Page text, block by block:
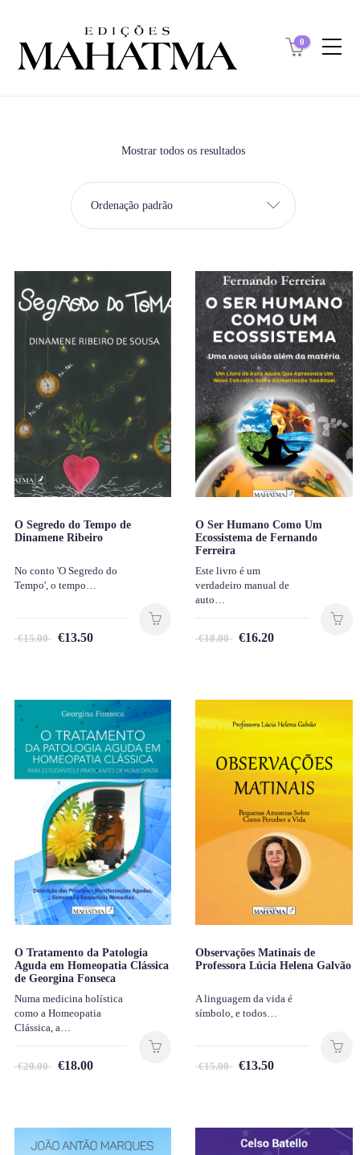
0
Mostrar todos os resultados
Ordenação padrão
O Segredo do Tempo de
Dinamene Ribeiro
No conto 'O Segredo do
Tempo', o tempo…
€15.00 €13.50
O Ser Humano Como Um
Ecossistema de Fernando
Ferreira
Este livro é um
verdadeiro manual de
auto…
€18.00 €16.20
O Tratamento da Patologia
Aguda em Homeopatia Clássica
de Georgina Fonseca
Numa medicina holística
como a Homeopatia
Clássica, a…
€20.00 €18.00
Observações Matinais de
Professora Lúcia Helena Galvão
A linguagem da vida é
símbolo, e todos…
€15.00 €13.50